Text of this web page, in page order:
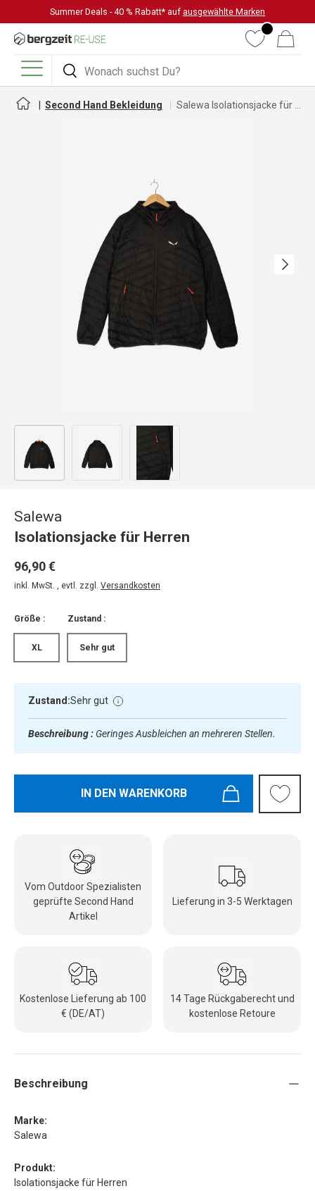
DIREKT ZUM INHALT
Summer Deals - 40 % Rabatt* auf ausgewählte Marken
Suchen
Suchen
WunschlisteWarenkorb
Menü
Second Hand Bekleidung
Nächste
Bild 1 in Galerieansicht laden
Bild 2 in Galerieansicht laden
Bild 3 in Galerieansicht laden
Salewa
Isolationsjacke für Herren
96,90 €
inkl. MwSt. , evtl. zzgl. Versandkosten
Größe :
XL
Zustand :
Sehr gut
Zustand:Sehr gut
Beschreibung : Geringes Ausbleichen an mehreren Stellen.
IN DEN WARENKORB
Vom Outdoor Spezialisten
geprüfte Second Hand
Artikel
Lieferung in 3-5 Werktagen
Kostenlose Lieferung ab 100
€ (DE/AT)
14 Tage Rückgaberecht und
kostenlose Retoure
Beschreibung
Marke:
Salewa
Produkt:
Isolationsjacke für Herren